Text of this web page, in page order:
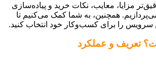
مزایا، معایب، نکات خرید و پیاده‌سازی
همچنین، به شما کمک می‌کنیم تا
سرویس را برای کسب‌وکار خود انتخاب کنید.
تعریف و عملکرد